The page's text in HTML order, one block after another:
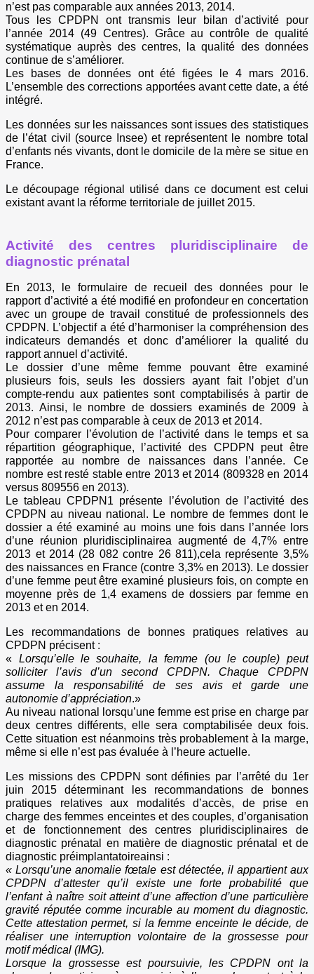
n’est pas comparable aux années 2013, 2014.
Tous les CPDPN ont transmis leur bilan d’activité pour
l’année 2014 (49 Centres). Grâce au contrôle de qualité
systématique auprès des centres, la qualité des données
continue de s’améliorer.
Les bases de données ont été figées le 4 mars 2016.
L’ensemble des corrections apportées avant cette date, a été
intégré.
Les données sur les naissances sont issues des statistiques
de l’état civil (source Insee) et représentent le nombre total
d’enfants nés vivants, dont le domicile de la mère se situe en
France.
Le découpage régional utilisé dans ce document est celui
existant avant la réforme territoriale de juillet 2015.
Activité des centres pluridisciplinaire de
diagnostic prénatal
En 2013, le formulaire de recueil des données pour le
rapport d’activité a été modifié en profondeur en concertation
avec un groupe de travail constitué de professionnels des
CPDPN. L’objectif a été d’harmoniser la compréhension des
indicateurs demandés et donc d’améliorer la qualité du
rapport annuel d’activité.
Le dossier d’une même femme pouvant être examiné
plusieurs fois, seuls les dossiers ayant fait l’objet d’un
compte-rendu aux patientes sont comptabilisés à partir de
2013. Ainsi, le nombre de dossiers examinés de 2009 à
2012 n’est pas comparable à ceux de 2013 et 2014.
Pour comparer l’évolution de l’activité dans le temps et sa
répartition géographique, l’activité des CPDPN peut être
rapportée au nombre de naissances dans l’année. Ce
nombre est resté stable entre 2013 et 2014 (809328 en 2014
versus 809556 en 2013).
Le tableau CPDPN1 présente l’évolution de l’activité des
CPDPN au niveau national. Le nombre de femmes dont le
dossier a été examiné au moins une fois dans l’année lors
d’une réunion pluridisciplinairea augmenté de 4,7% entre
2013 et 2014 (28 082 contre 26 811),cela représente 3,5%
des naissances en France (contre 3,3% en 2013). Le dossier
d’une femme peut être examiné plusieurs fois, on compte en
moyenne près de 1,4 examens de dossiers par femme en
2013 et en 2014.
Les recommandations de bonnes pratiques relatives au
CPDPN précisent :
« Lorsqu’elle le souhaite, la femme (ou le couple) peut
solliciter l’avis d’un second CPDPN. Chaque CPDPN
assume la responsabilité de ses avis et garde une
autonomie d’appréciation.»
Au niveau national lorsqu’une femme est prise en charge par
deux centres différents, elle sera comptabilisée deux fois.
Cette situation est néanmoins très probablement à la marge,
même si elle n’est pas évaluée à l’heure actuelle.
Les missions des CPDPN sont définies par l’arrêté du 1er
juin 2015 déterminant les recommandations de bonnes
pratiques relatives aux modalités d’accès, de prise en
charge des femmes enceintes et des couples, d’organisation
et de fonctionnement des centres pluridisciplinaires de
diagnostic prénatal en matière de diagnostic prénatal et de
diagnostic préimplantatoireainsi :
« Lorsqu’une anomalie fœtale est détectée, il appartient aux
CPDPN d’attester qu’il existe une forte probabilité que
l’enfant à naître soit atteint d’une affection d’une particulière
gravité réputée comme incurable au moment du diagnostic.
Cette attestation permet, si la femme enceinte le décide, de
réaliser une interruption volontaire de la grossesse pour
motif médical (IMG).
Lorsque la grossesse est poursuivie, les CPDPN ont la